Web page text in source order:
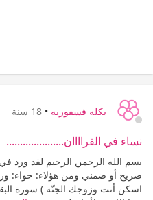
بكله فسفوريه • 18 سنة
نساء في القراااان.....................
بسم الله الرحمن الرحيم لقد ورد
صريح أو ضمني ومن هؤلاء: حواء: